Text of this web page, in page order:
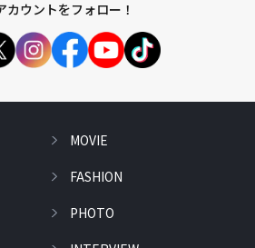
カウントをフォロー！
MOVIE
FASHION
PHOTO